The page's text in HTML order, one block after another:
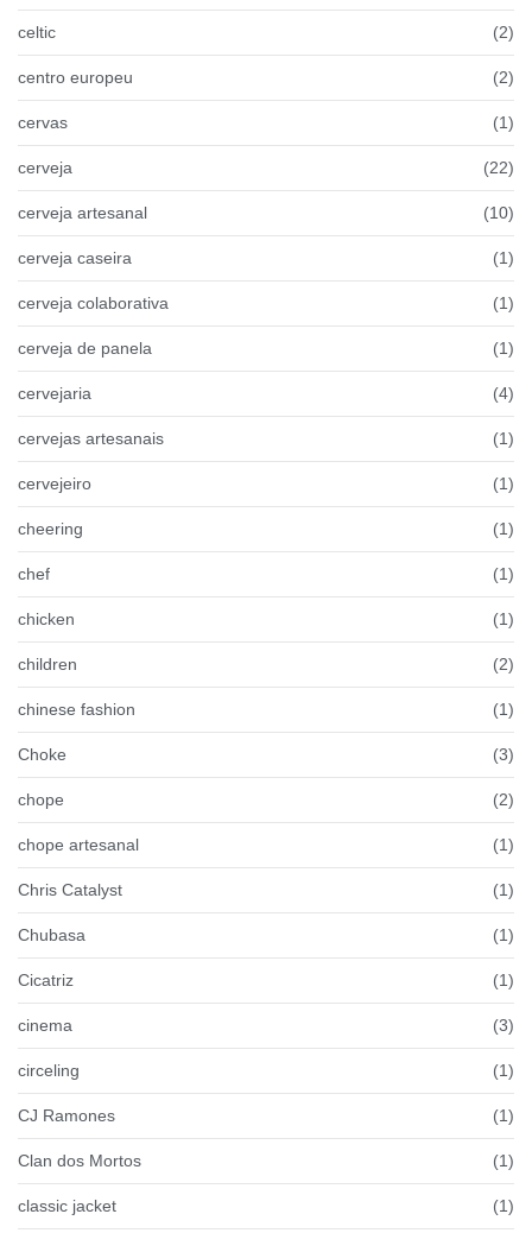
celtic (2)
centro europeu (2)
cervas (1)
cerveja (22)
cerveja artesanal (10)
cerveja caseira (1)
cerveja colaborativa (1)
cerveja de panela (1)
cervejaria (4)
cervejas artesanais (1)
cervejeiro (1)
cheering (1)
chef (1)
chicken (1)
children (2)
chinese fashion (1)
Choke (3)
chope (2)
chope artesanal (1)
Chris Catalyst (1)
Chubasa (1)
Cicatriz (1)
cinema (3)
circeling (1)
CJ Ramones (1)
Clan dos Mortos (1)
classic jacket (1)